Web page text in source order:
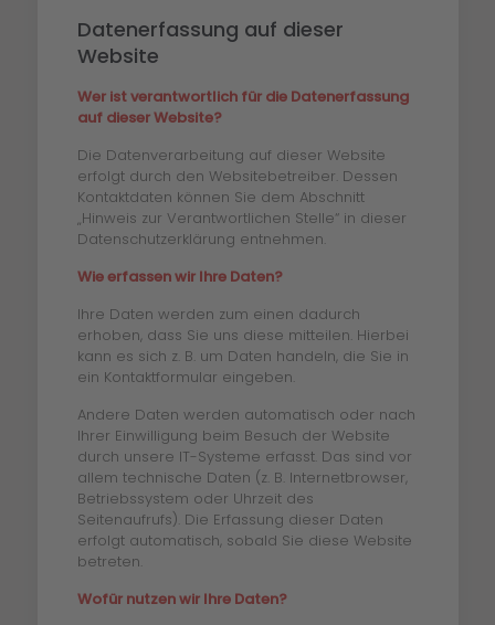
Datenerfassung auf dieser
Website
Wer ist verantwortlich für die Datenerfassung
auf dieser Website?
Die Datenverarbeitung auf dieser Website
erfolgt durch den Websitebetreiber. Dessen
Kontaktdaten können Sie dem Abschnitt
„Hinweis zur Verantwortlichen Stelle“ in dieser
Datenschutzerklärung entnehmen.
Wie erfassen wir Ihre Daten?
Ihre Daten werden zum einen dadurch
erhoben, dass Sie uns diese mitteilen. Hierbei
kann es sich z. B. um Daten handeln, die Sie in
ein Kontaktformular eingeben.
Andere Daten werden automatisch oder nach
Ihrer Einwilligung beim Besuch der Website
durch unsere IT-Systeme erfasst. Das sind vor
allem technische Daten (z. B. Internetbrowser,
Betriebssystem oder Uhrzeit des
Seitenaufrufs). Die Erfassung dieser Daten
erfolgt automatisch, sobald Sie diese Website
betreten.
Wofür nutzen wir Ihre Daten?